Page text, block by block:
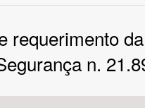
requerimento
n.